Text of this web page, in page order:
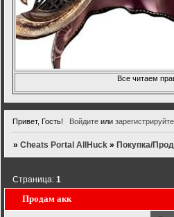
Все читаем
Привет, Гость! Войдитеили
»Cheats Portal AllHuck » Покупка/
Продам акк
Страница:1